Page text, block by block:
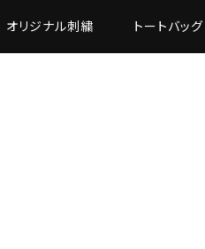
オリジナル刺繍 トートバッグ